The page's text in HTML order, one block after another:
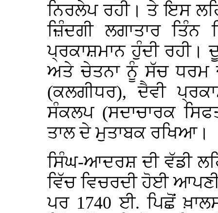
ਨਿਰਲੇਪ ਰਹੀ। ਤੇ ਇਸ
ਜ਼ਿੰਦਗੀ ਲਗਾਤਾਰ
ਪ੍ਰਕਾਸ਼ਮਾਨ ਹੁੰਦੀ
ਅਤੇ ਚੇਤਨਾ ਨੂੰ ਸੱਚ ਧਰਮ
(ਕਲਗੀਧਰ), ਦੈਵੀ
ਸੰਕਲਪ (ਸਦਾਚਾਰਕ
ਤਾਲ ਦੇ ਮੁਤਾਬਕ ਰਖਿਆ।
ਸਿੰਘ-ਆਦਰਸ਼ ਦੀ ਵੱਡੀ
ਵਿੱਚ ਵਿਚਰਦੀ ਹੋਈ ਆਪਣੀ
ਪਰ 1740 ਈ. ਪਿਛੋਂ